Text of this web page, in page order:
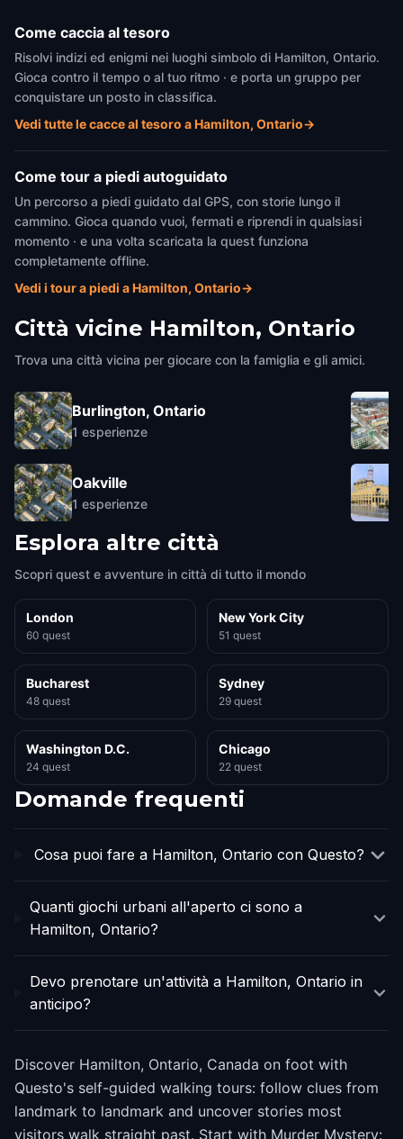
Come caccia al tesoro
Risolvi indizi ed enigmi nei luoghi simbolo di Hamilton, Ontario.
Gioca contro il tempo o al tuo ritmo · e porta un gruppo per
conquistare un posto in classifica.
Vedi tutte le cacce al tesoro a Hamilton, Ontario→
Come tour a piedi autoguidato
Un percorso a piedi guidato dal GPS, con storie lungo il
cammino. Gioca quando vuoi, fermati e riprendi in qualsiasi
momento · e una volta scaricata la quest funziona
completamente offline.
Vedi i tour a piedi a Hamilton, Ontario→
Città vicine Hamilton, Ontario
Trova una città vicina per giocare con la famiglia e gli amici.
Burlington, Ontario
1 esperienze
Oakville
1 esperienze
Esplora altre città
Scopri quest e avventure in città di tutto il mondo
London
60 quest
New York City
51 quest
Bucharest
48 quest
Sydney
29 quest
Washington D.C.
24 quest
Chicago
22 quest
Domande frequenti
Cosa puoi fare a Hamilton, Ontario con Questo?
Quanti giochi urbani all'aperto ci sono a
Hamilton, Ontario?
Devo prenotare un'attività a Hamilton, Ontario in
anticipo?
Discover Hamilton, Ontario, Canada on foot with
Questo's self-guided walking tours: follow clues from
landmark to landmark and uncover stories most
visitors walk straight past. Start with Murder Mystery: